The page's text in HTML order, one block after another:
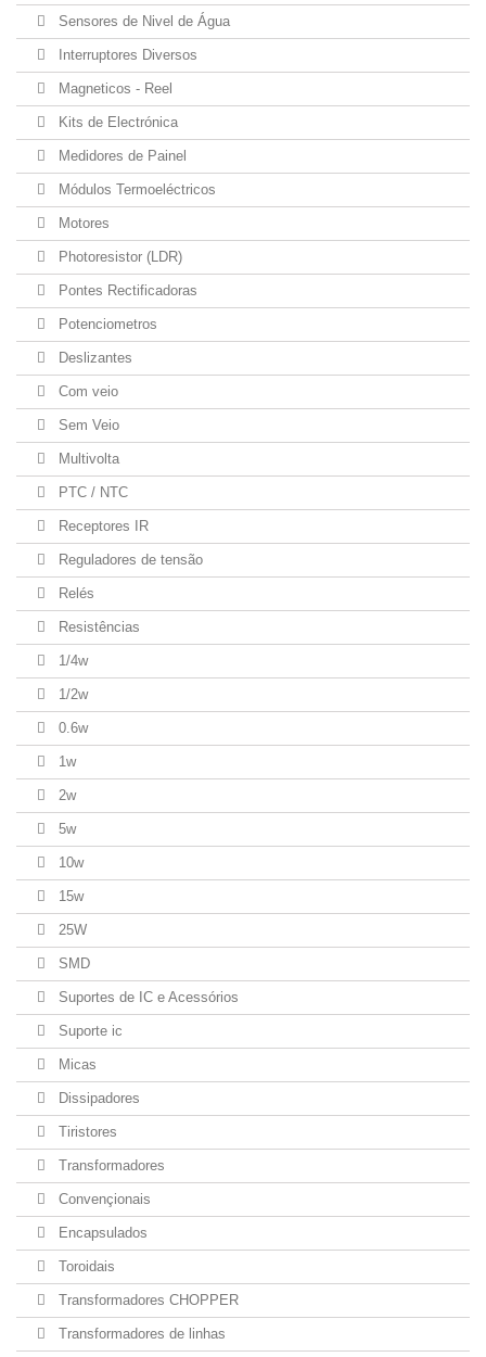
Sensores de Nivel de Água
Interruptores Diversos
Magneticos - Reel
Kits de Electrónica
Medidores de Painel
Módulos Termoeléctricos
Motores
Photoresistor (LDR)
Pontes Rectificadoras
Potenciometros
Deslizantes
Com veio
Sem Veio
Multivolta
PTC / NTC
Receptores IR
Reguladores de tensão
Relés
Resistências
1/4w
1/2w
0.6w
1w
2w
5w
10w
15w
25W
SMD
Suportes de IC e Acessórios
Suporte ic
Micas
Dissipadores
Tiristores
Transformadores
Convençionais
Encapsulados
Toroidais
Transformadores CHOPPER
Transformadores de linhas